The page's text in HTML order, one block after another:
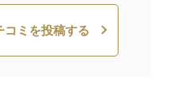
コミを投稿する